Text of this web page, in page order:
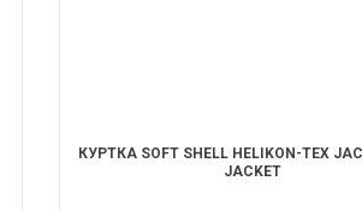
КУРТКА SOFT SHELL HELIKON-TEX
JACKET